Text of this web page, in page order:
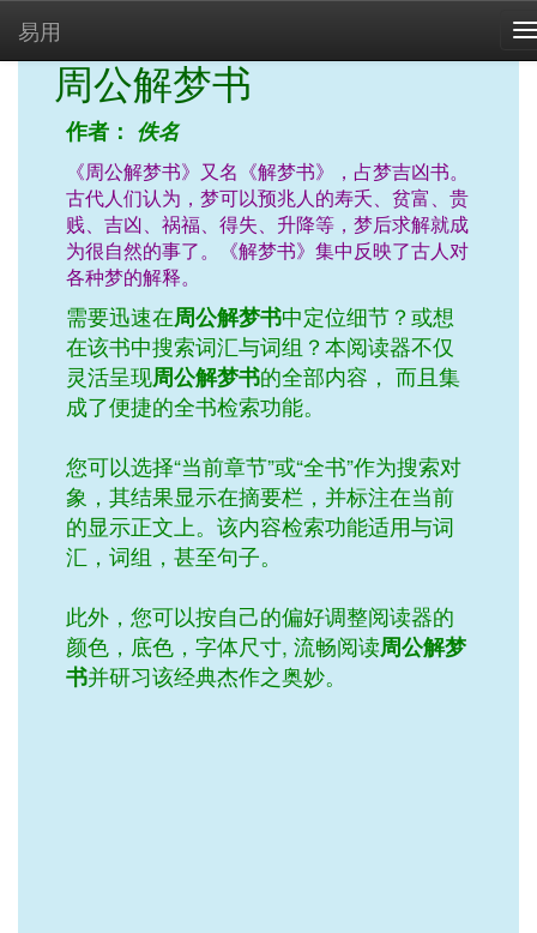
易用
周公解梦书
作者： 佚名
《周公解梦书》又名《解梦书》，占梦吉凶书。
古代人们认为，梦可以预兆人的寿夭、贫富、贵
贱、吉凶、祸福、得失、升降等，梦后求解就成
为很自然的事了。《解梦书》集中反映了古人对
各种梦的解释。
需要迅速在周公解梦书中定位细节？或想
在该书中搜索词汇与词组？本阅读器不仅
灵活呈现周公解梦书的全部内容， 而且集
成了便捷的全书检索功能。
您可以选择“当前章节”或“全书”作为搜索对
象，其结果显示在摘要栏，并标注在当前
的显示正文上。该内容检索功能适用与词
汇，词组，甚至句子。
此外，您可以按自己的偏好调整阅读器的
颜色，底色，字体尺寸, 流畅阅读周公解梦
书并研习该经典杰作之奥妙。